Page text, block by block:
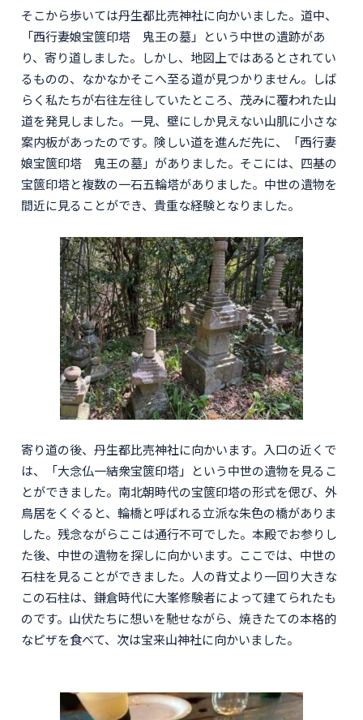
そこから歩いては丹生都比売神社に向かいました。道中、
「西行妻娘宝篋印塔 鬼王の墓」という中世の遺跡があ
り、寄り道しました。しかし、地図上ではあるとされてい
るものの、なかなかそこへ至る道が見つかりません。しば
らく私たちが右往左往していたところ、茂みに覆われた山
道を発見しました。一見、壁にしか見えない山肌に小さな
案内板があったのです。険しい道を進んだ先に、「西行妻
娘宝篋印塔 鬼王の墓」がありました。そこには、四基の
宝篋印塔と複数の一石五輪塔がありました。中世の遺物を
間近に見ることができ、貴重な経験となりました。
寄り道の後、丹生都比売神社に向かいます。入口の近くで
は、「大念仏一結衆宝篋印塔」という中世の遺物を見るこ
とができました。南北朝時代の宝篋印塔の形式を偲び、外
鳥居をくぐると、輪橋と呼ばれる立派な朱色の橋がありま
した。残念ながらここは通行不可でした。本殿でお参りし
た後、中世の遺物を探しに向かいます。ここでは、中世の
石柱を見ることができました。人の背丈より一回り大きな
この石柱は、鎌倉時代に大峯修験者によって建てられたも
のです。山伏たちに想いを馳せながら、焼きたての本格的
なピザを食べて、次は宝来山神社に向かいました。